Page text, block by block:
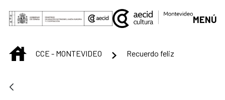
Saltar al contenido principal
MENÚ
INICIOCCE - MONTEVIDEO Recuerdo feliz